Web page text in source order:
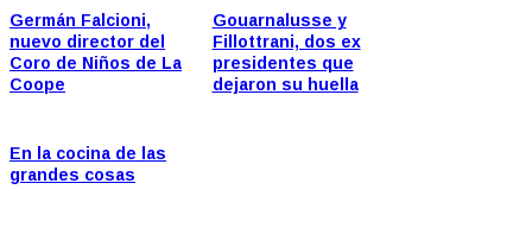
Germán Falcioni,
nuevo director del
Coro de Niños de La
Coope
Gouarnalusse y
Fillottrani, dos ex
presidentes que
dejaron su huella
En la cocina de las
grandes cosas